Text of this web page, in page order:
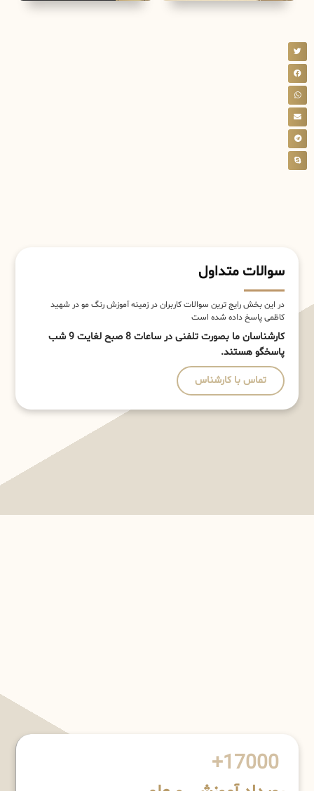
سوالات متداول
در این بخش رایج ترین سوالات کاربران در زمینه آموزش رنگ مو در شهید
کاظمی پاسخ داده شده است
کارشناسان ما بصورت تلفنی در ساعات 8 صبح لغایت 9 شب
پاسخگو هستند.
تماس با کارشناس
17000+